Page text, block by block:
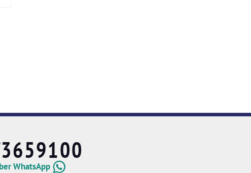
WhatsApp